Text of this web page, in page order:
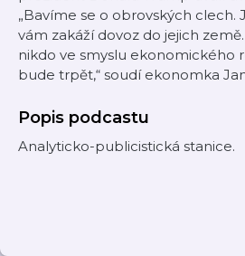
„Bavíme se o obrovských clech.
vám zakáží dovoz do jejich
nikdo ve smyslu ekonomického
bude trpět,“ soudí ekonomka
Popis podcastu
Analyticko-publicistická stanice.